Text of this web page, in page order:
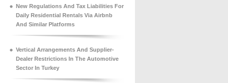
New Regulations And Tax Liabilities For
Daily Residential Rentals Via Airbnb
And Similar Platforms
Vertical Arrangements And Supplier-
Dealer Restrictions In The Automotive
Sector In Turkey